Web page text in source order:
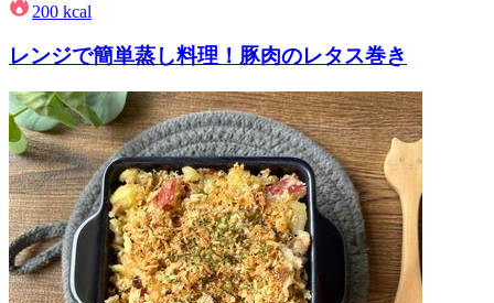
200 kcal
レンジで簡単蒸し料理！豚肉のレタス巻き